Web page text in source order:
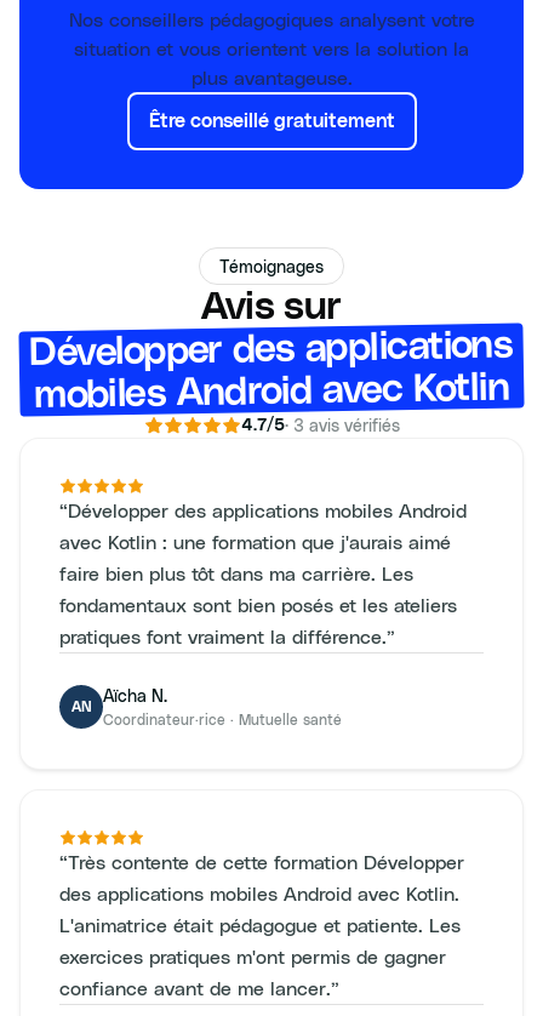
Nos conseillers pédagogiques analysent votre
situation et vous orientent vers la solution la
plus avantageuse.
Être conseillé gratuitement
Témoignages
Avis sur
Développer des applications
mobiles Android avec Kotlin
4.7/5· 3 avis vérifiés
“Développer des applications mobiles Android
avec Kotlin : une formation que j'aurais aimé
faire bien plus tôt dans ma carrière. Les
fondamentaux sont bien posés et les ateliers
pratiques font vraiment la différence.”
AN
Aïcha N.
Coordinateur·rice · Mutuelle santé
“Très contente de cette formation Développer
des applications mobiles Android avec Kotlin.
L'animatrice était pédagogue et patiente. Les
exercices pratiques m'ont permis de gagner
confiance avant de me lancer.”